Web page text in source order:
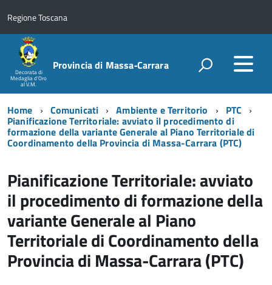
Regione Toscana
Decorata di
Medaglia d'Oro
al V.M.
Provincia di Massa‑Carrara
Home Comunicati Ambiente e Territorio PTC
Pianificazione Territoriale: avviato il procedimento di
formazione della variante Generale al Piano Territoriale di
Coordinamento della Provincia di Massa-Carrara (PTC)
Pianificazione Territoriale: avviato
il procedimento di formazione della
variante Generale al Piano
Territoriale di Coordinamento della
Provincia di Massa-Carrara (PTC)